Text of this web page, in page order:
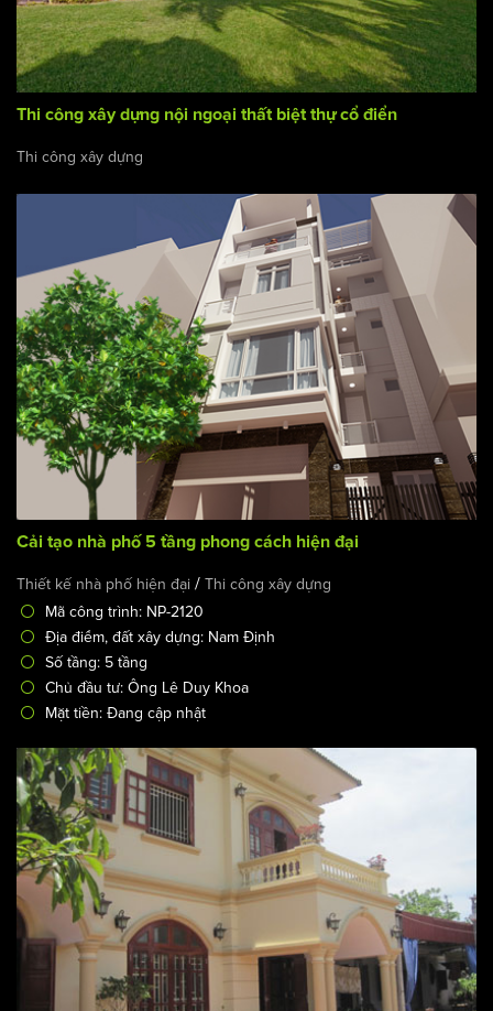
Thi công xây dựng nội ngoại thất biệt thự cổ điển
Thi công xây dựng
Cải tạo nhà phố 5 tầng phong cách hiện đại
Thiết kế nhà phố hiện đại / Thi công xây dựng
Mã công trình: NP-2120
Địa điểm, đất xây dựng: Nam Định
Số tầng: 5 tầng
Chủ đầu tư: Ông Lê Duy Khoa
Mặt tiền: Đang cập nhật